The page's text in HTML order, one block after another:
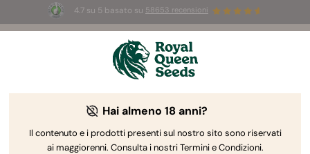
4.7 su 5 basato su 58653 recensioni
⏳2x1
The RQS Blog
Hai almeno 18 anni?
Il contenuto e i prodotti presenti sul nostro sito sono riservati
ai maggiorenni. Consulta i nostri Termini e Condizioni.